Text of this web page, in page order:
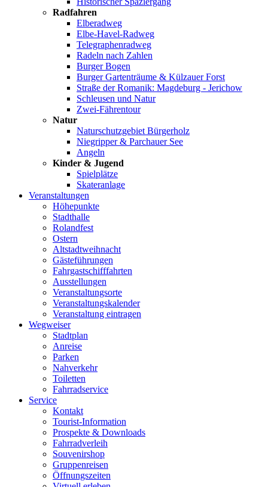
Radfahren
Elberadweg
Elbe-Havel-Radweg
Telegraphenradweg
Radeln nach Zahlen
Burger Bogen
Burger Gartenträume & Külzauer Forst
Straße der Romanik: Magdeburg - Jerichow
Schleusen und Natur
Zwei-Fährentour
Natur
Naturschutzgebiet Bürgerholz
Niegripper & Parchauer See
Angeln
Kinder & Jugend
Spielplätze
Skateranlage
Veranstaltungen
Höhepunkte
Stadthalle
Rolandfest
Ostern
Altstadtweihnacht
Gästeführungen
Fahrgastschifffahrten
Ausstellungen
Veranstaltungsorte
Veranstaltungskalender
Veranstaltung eintragen
Wegweiser
Stadtplan
Anreise
Parken
Nahverkehr
Toiletten
Fahrradservice
Service
Kontakt
Tourist-Information
Prospekte & Downloads
Fahrradverleih
Souvenirshop
Gruppenreisen
Öffnungszeiten